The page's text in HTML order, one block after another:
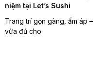
niệm tại Let’s Sushi
Trang trí gọn gàng, ấm áp –
vừa đủ cho